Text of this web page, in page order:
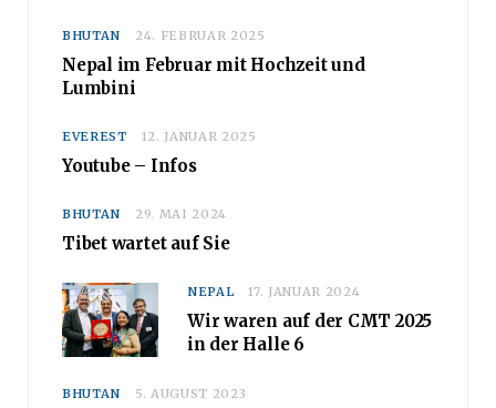
BHUTAN 24. FEBRUAR 2025
Nepal im Februar mit Hochzeit und
Lumbini
EVEREST 12. JANUAR 2025
Youtube – Infos
BHUTAN 29. MAI 2024
Tibet wartet auf Sie
NEPAL 17. JANUAR 2024
Wir waren auf der CMT 2025
in der Halle 6
BHUTAN 5. AUGUST 2023